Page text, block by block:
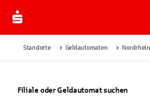
Standorte Geldautomaten
Filiale oder Geldautomat suchen